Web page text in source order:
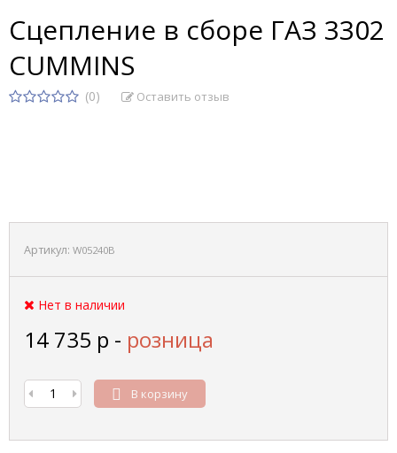
Сцепление в сборе ГАЗ 3302
CUMMINS
(0) Оставить отзыв
Артикул: W05240B
Нет в наличии
14 735 р - розница
В корзину